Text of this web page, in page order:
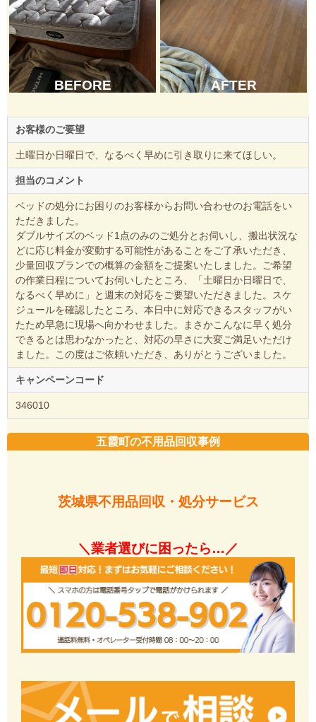
BEFORE AFTER
お客様のご要望
土曜日か日曜日で、なるべく早めに引き取りに来てほしい。
担当のコメント
ベッドの処分にお困りのお客様からお問い合わせのお電話をい
ただきました。
ダブルサイズのベッド1点のみのご処分とお伺いし、搬出状況な
どに応じ料金が変動する可能性があることをご了承いただき、
少量回収プランでの概算の金額をご提案いたしました。ご希望
の作業日程についてお伺いしたところ、「土曜日か日曜日で、
なるべく早めに」と週末の対応をご要望いただきました。スケ
ジュールを確認したところ、本日中に対応できるスタッフがい
たため早急に現場へ向かわせました。まさかこんなに早く処分
できるとは思わなかったと、対応の早さに大変ご満足いただけ
ました。この度はご依頼いただき、ありがとうございました。
キャンペーンコード
346010
五霞町の不用品回収事例
茨城県不用品回収・処分サービス
＼業者選びに困ったら…／